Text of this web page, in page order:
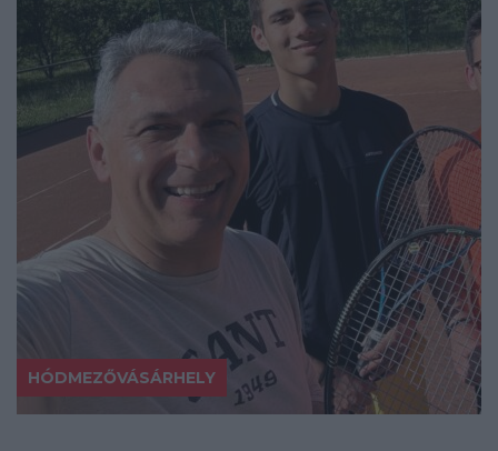
HÓDMEZŐVÁSÁRHELY